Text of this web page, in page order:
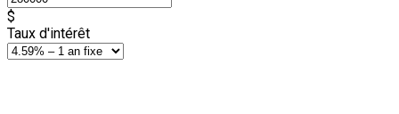
$
Taux d'intérêt